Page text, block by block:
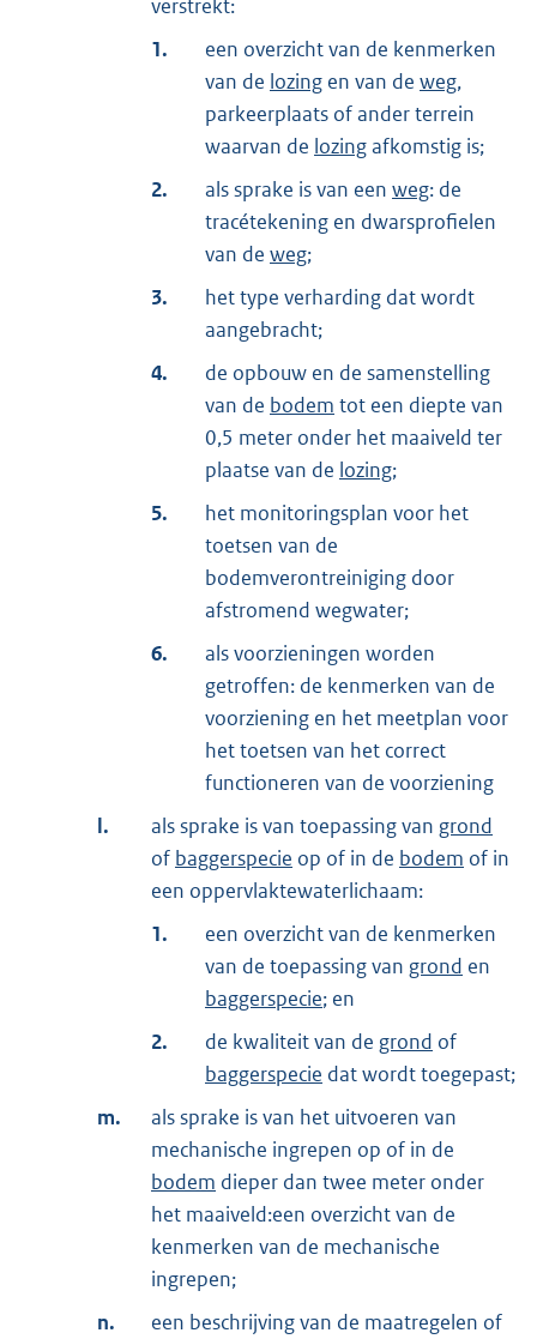
verstrekt:
1.
een overzicht van de kenmerken
van de lozing en van de weg,
parkeerplaats of ander terrein
waarvan de lozingafkomstig is;
2.
als sprake is van een weg: de
tracétekening en dwarsprofielen
van de weg;
3.
het type verharding dat wordt
aangebracht;
4.
de opbouw en de samenstelling
van de bodem tot een diepte van
0,5 meter onder het maaiveld ter
plaatse van de lozing;
5.
het monitoringsplan voor het
toetsen van de
bodemverontreiniging door
afstromend wegwater;
6.
als voorzieningen worden
getroffen: de kenmerken van de
voorziening en het meetplan voor
het toetsen van het correct
functioneren van de voorziening
l.
als sprake is van toepassing van grond
of baggerspecie op of in de bodem of in
een oppervlaktewaterlichaam:
1.
een overzicht van de kenmerken
van de toepassing van grond en
baggerspecie; en
2.
de kwaliteit van de grond of
baggerspecie dat wordt toegepast;
m.
als sprake is van het uitvoeren van
mechanische ingrepen op of in de
bodem dieper dan twee meter onder
het maaiveld:een overzicht van de
kenmerken van de mechanische
ingrepen;
n.
een beschrijving van de maatregelen of